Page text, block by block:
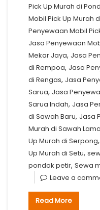
Pick Up Murah di
Mobil Pick Up Murah
Penyewaan Mobil
Jasa Penyewaan
Mekar Jaya, Jasa
di Rempoa, Jasa
di Rengas, Jasa
Sarua, Jasa
Sarua Indah, Jasa
di Sawah Baru, Jasa
Murah di Sawah Lama
Up Murah di Serpong,
Up Murah di Setu,
pondok petir, Sewa
Leave a
Read More